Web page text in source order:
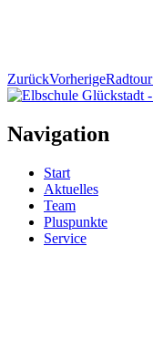
ZurückVorherige
Navigation
Start
Aktuelles
Team
Pluspunkte
Service